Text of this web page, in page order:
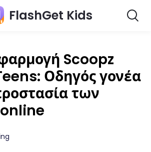
FlashGet Kids
Scoopz
Οδηγός γονέα
των